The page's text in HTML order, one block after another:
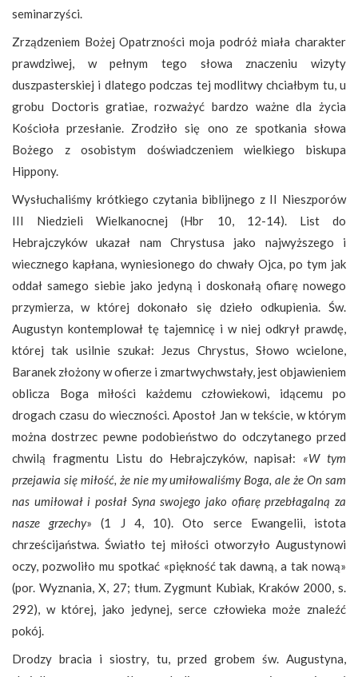
seminarzyści.
Zrządzeniem Bożej Opatrzności moja podróż miała charakter
prawdziwej, w pełnym tego słowa znaczeniu wizyty
duszpasterskiej i dlatego podczas tej modlitwy chciałbym tu, u
grobu Doctoris gratiae, rozważyć bardzo ważne dla życia
Kościoła przesłanie. Zrodziło się ono ze spotkania słowa
Bożego z osobistym doświadczeniem wielkiego biskupa
Hippony.
Wysłuchaliśmy krótkiego czytania biblijnego z II Nieszporów
III Niedzieli Wielkanocnej (Hbr 10, 12-14). List do
Hebrajczyków ukazał nam Chrystusa jako najwyższego i
wiecznego kapłana, wyniesionego do chwały Ojca, po tym jak
oddał samego siebie jako jedyną i doskonałą ofiarę nowego
przymierza, w której dokonało się dzieło odkupienia. Św.
Augustyn kontemplował tę tajemnicę i w niej odkrył prawdę,
której tak usilnie szukał: Jezus Chrystus, Słowo wcielone,
Baranek złożony w ofierze i zmartwychwstały, jest objawieniem
oblicza Boga miłości każdemu człowiekowi, idącemu po
drogach czasu do wieczności. Apostoł Jan w tekście, w którym
można dostrzec pewne podobieństwo do odczytanego przed
chwilą fragmentu Listu do Hebrajczyków, napisał: «W tym
przejawia się miłość, że nie my umiłowaliśmy Boga, ale że On sam
nas umiłował i posłał Syna swojego jako ofiarę przebłagalną za
nasze grzechy» (1 J 4, 10). Oto serce Ewangelii, istota
chrześcijaństwa. Światło tej miłości otworzyło Augustynowi
oczy, pozwoliło mu spotkać «piękność tak dawną, a tak nową»
(por. Wyznania, X, 27; tłum. Zygmunt Kubiak, Kraków 2000, s.
292), w której, jako jedynej, serce człowieka może znaleźć
pokój.
Drodzy bracia i siostry, tu, przed grobem św. Augustyna,